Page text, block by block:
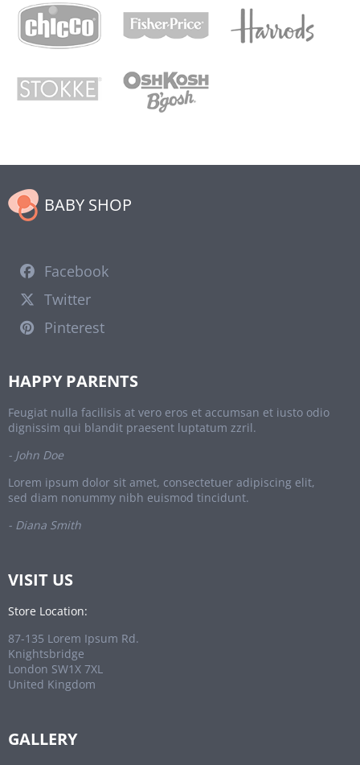
BABY SHOP
Facebook
Twitter
Pinterest
HAPPY PARENTS
Feugiat nulla facilisis at vero eros et accumsan et iusto odio
dignissim qui blandit praesent luptatum zzril.
- John Doe
Lorem ipsum dolor sit amet, consectetuer adipiscing elit,
sed diam nonummy nibh euismod tincidunt.
- Diana Smith
VISIT US
Store Location:
87-135 Lorem Ipsum Rd.
Knightsbridge
London SW1X 7XL
United Kingdom
GALLERY